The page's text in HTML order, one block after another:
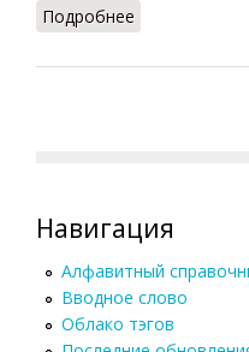
Подробнее
Навигация
Алфавитный
Вводное слово
Облако тэгов